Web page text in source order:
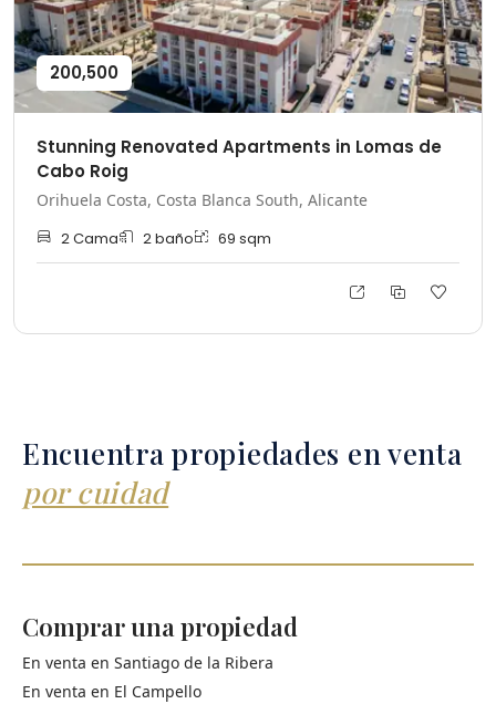
200,500
Stunning Renovated Apartments in Lomas de
Cabo Roig
Orihuela Costa, Costa Blanca South, Alicante
2Cama 2baño 69 sqm
Encuentra propiedades en venta
por cuidad
Comprar una propiedad
En venta en Santiago de la Ribera
En venta en El Campello